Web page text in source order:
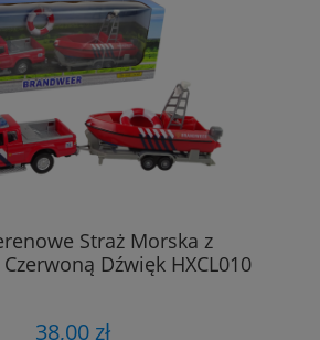
Straż Morska z
Dźwięk HXCL010
38,00 zł